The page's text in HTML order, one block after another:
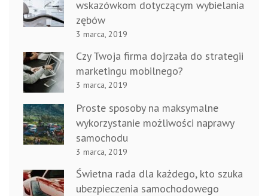
wskazówkom dotyczącym wybielania
zębów
3 marca, 2019
Czy Twoja firma dojrzała do strategii
marketingu mobilnego?
3 marca, 2019
Proste sposoby na maksymalne
wykorzystanie możliwości naprawy
samochodu
3 marca, 2019
Świetna rada dla każdego, kto szuka
ubezpieczenia samochodowego